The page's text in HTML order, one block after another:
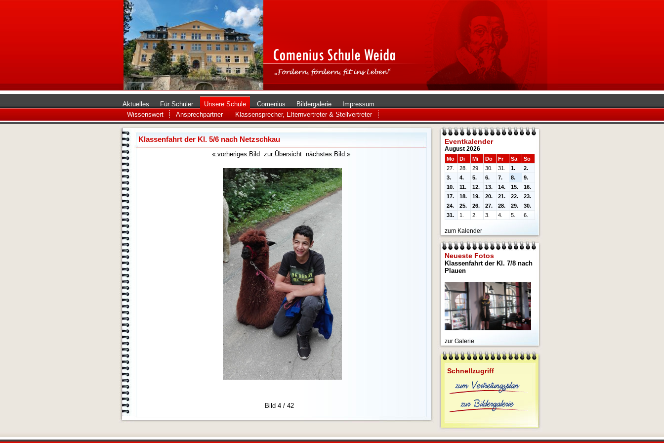
Aktuelles Für Schüler Unsere Schule Comenius Bildergalerie
Impressum
Wissenswert
Ansprechpartner Klassensprecher, Elternvertreter & Stellvertreter
Eventkalender
August 2026
Mo Di Mi Do Fr Sa
So
27.
28. 29. 30. 31. 1.
2.
3.
4. 5. 6. 7. 8.
9.
10.
11. 12. 13. 14. 15.
16.
17.
18. 19. 20. 21. 22.
23.
24.
25. 26. 27. 28. 29.
30.
31.
1. 2. 3. 4. 5. 6.
zum Kalender
Neueste Fotos
Klassenfahrt der Kl. 7/8 nach
Plauen
zur Galerie
Schnellzugriff
Klassenfahrt der Kl. 5/6 nach Netzschkau
« vorheriges Bild zur Übersicht nächstes Bild »
Bild 4 / 42